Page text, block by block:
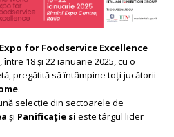
Expo for Foodservice Excellence
18 și 22 ianuarie 2025, cu o
pregătită să întâmpine toți jucătorii
.​​​
selecție din sectoarele de
și Panificație si este târgul lider